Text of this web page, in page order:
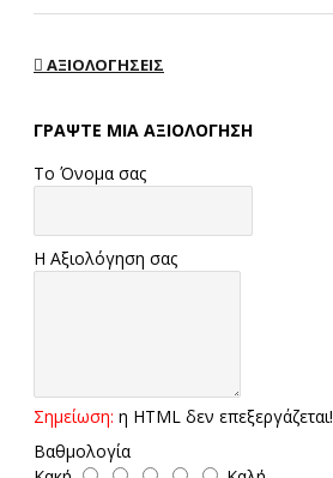
ΑΞΙΟΛΟΓΉΣΕΙΣ
ΓΡΆΨΤΕ ΜΙΑ ΑΞΙΟΛΌΓΗΣΗ
Το Όνομα σας
Η Αξιολόγηση σας
Σημείωση: η HTML δεν επεξεργάζεται!
Βαθμολογία